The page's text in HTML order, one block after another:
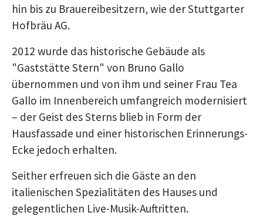
hin bis zu Brauereibesitzern, wie der Stuttgarter
Hofbräu AG.
2012 wurde das historische Gebäude als
"Gaststätte Stern" von Bruno Gallo
übernommen und von ihm und seiner Frau Tea
Gallo im Innenbereich umfangreich modernisiert
– der Geist des Sterns blieb in Form der
Hausfassade und einer historischen Erinnerungs-
Ecke jedoch erhalten.
Seither erfreuen sich die Gäste an den
italienischen Spezialitäten des Hauses und
gelegentlichen Live-Musik-Auftritten.